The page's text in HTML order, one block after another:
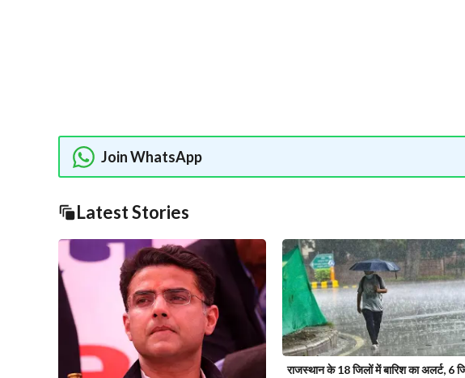
Join WhatsApp
Latest Stories
राजस्थान के 18 जिलों में बारिश का अलर्ट, 6